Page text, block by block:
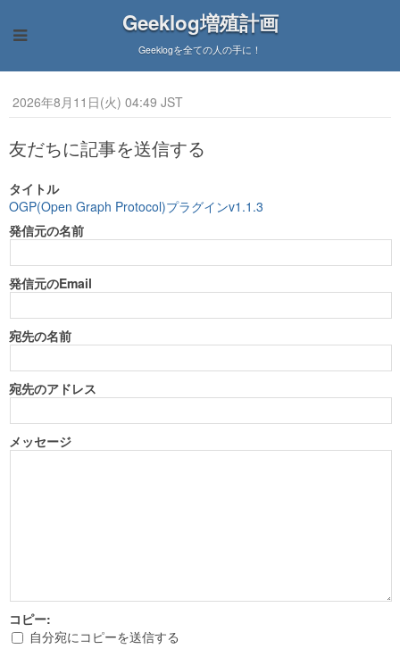
Geeklog増殖計画
Geeklogを全ての人の手に！
2026年8月11日(火) 04:49 JST
友だちに記事を送信する
タイトル
OGP(Open Graph Protocol)プラグインv1.1.3
発信元の名前
発信元のEmail
宛先の名前
宛先のアドレス
メッセージ
コピー:
自分宛にコピーを送信する